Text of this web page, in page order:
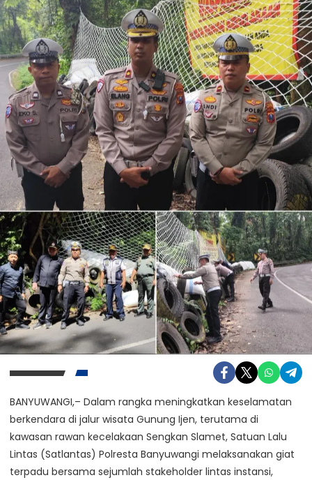
BANYUWANGI,– Dalam rangka meningkatkan keselamatan
berkendara di jalur wisata Gunung Ijen, terutama di
kawasan rawan kecelakaan Sengkan Slamet, Satuan Lalu
Lintas (Satlantas) Polresta Banyuwangi melaksanakan giat
terpadu bersama sejumlah stakeholder lintas instansi,